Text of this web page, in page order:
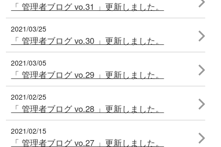
「 管理者ブログ vo.31 」更新しました。
2021/03/25
「 管理者ブログ vo.30 」更新しました。
2021/03/05
「 管理者ブログ vo.29 」更新しました。
2021/02/25
「 管理者ブログ vo.28 」更新しました。
2021/02/15
「 管理者ブログ vo.27 」更新しました。